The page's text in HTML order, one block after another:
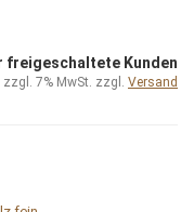
freigeschaltete Kunden
zzgl. 7% MwSt. zzgl. Versand